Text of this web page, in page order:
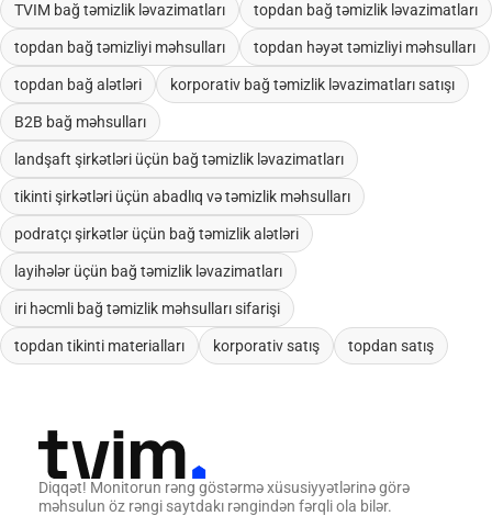
TVIM bağ təmizlik ləvazimatları topdan bağ təmizlik ləvazimatları
topdan bağ təmizliyi məhsulları topdan həyət təmizliyi məhsulları
topdan bağ alətləri korporativ bağ təmizlik ləvazimatları satışı
B2B bağ məhsulları
landşaft şirkətləri üçün bağ təmizlik ləvazimatları
tikinti şirkətləri üçün abadlıq və təmizlik məhsulları
podratçı şirkətlər üçün bağ təmizlik alətləri
layihələr üçün bağ təmizlik ləvazimatları
iri həcmli bağ təmizlik məhsulları sifarişi
topdan tikinti materialları korporativ satış topdan satış
Diqqət! Monitorun rəng göstərmə xüsusiyyətlərinə görə
məhsulun öz rəngi saytdakı rəngindən fərqli ola bilər.